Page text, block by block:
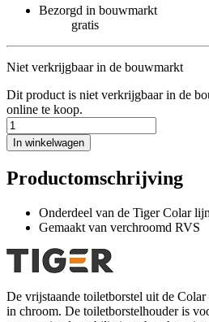
Bezorgd in bouwmarkt
gratis
Niet verkrijgbaar in de bouwmarkt
Dit product is niet verkrijgbaar in de
online te koop.
In winkelwagen
Productomschrijving
Onderdeel van de Tiger Colar lijn
Gemaakt van verchroomd RVS
De vrijstaande toiletborstel uit de
in chroom. De toiletborstelhouder is